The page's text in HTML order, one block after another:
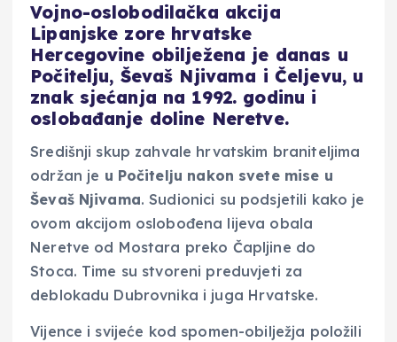
Vojno-oslobodilačka akcija
Lipanjske zore hrvatske
Hercegovine obilježena je danas u
Počitelju, Ševaš Njivama i Čeljevu, u
znak sjećanja na 1992. godinu i
oslobađanje doline Neretve.
Središnji skup zahvale hrvatskim braniteljima
održan je u Počitelju nakon svete mise u
Ševaš Njivama. Sudionici su podsjetili kako je
ovom akcijom oslobođena lijeva obala
Neretve od Mostara preko Čapljine do
Stoca. Time su stvoreni preduvjeti za
deblokadu Dubrovnika i juga Hrvatske.
Vijence i svijeće kod spomen-obilježja položili